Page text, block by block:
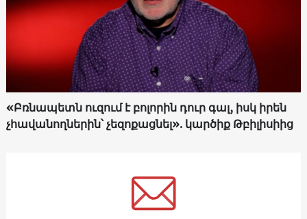
«Բռնապետն ուզում է բոլորին դուր գալ, իսկ իրեն
չհավանողներին՝ չեզոքացնել». կարծիք Թբիլիսիից